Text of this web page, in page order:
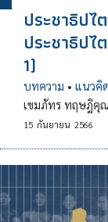
ประชาธิป
ประชาธิป
1)
บทความ • แนวคิ
เขมภัทร ทฤษฎิคุณ
15 กันยายน 2566